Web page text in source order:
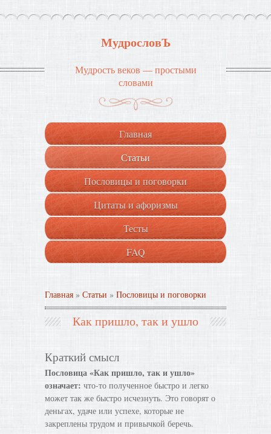
МудрословЪ
Мудрость веков — простыми
словами
Главная
Статьи
Пословицы и поговорки
Цитаты и афоризмы
Тесты
FAQ
Главная » Статьи » Пословицы и поговорки
Как пришло, так и ушло
Краткий смысл
Пословица «Как пришло, так и ушло»
означает: что-то полученное быстро и легко
может так же быстро исчезнуть. Это говорят о
деньгах, удаче или успехе, которые не
закреплены трудом и привычкой беречь.